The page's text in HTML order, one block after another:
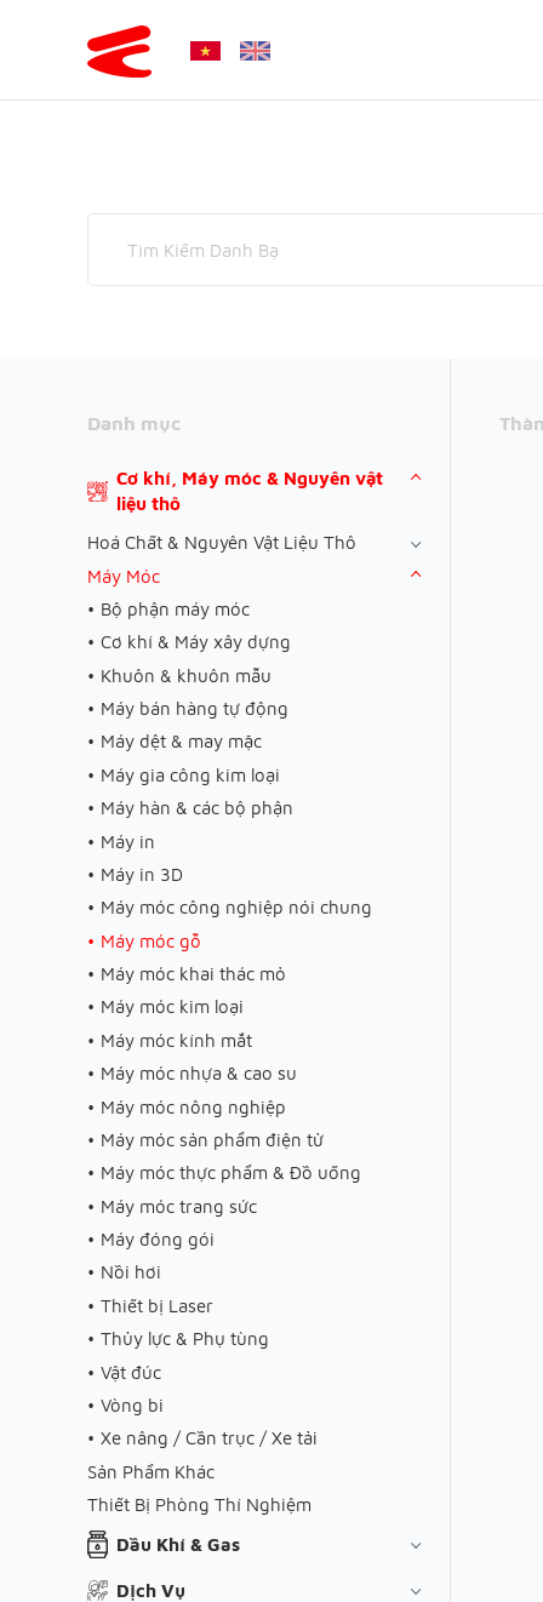
Danh mục
Cơ khí, Máy móc & Nguyên vật
liệu thô
Hoá Chất & Nguyên Vật Liệu Thô
Máy Móc
Bộ phận máy móc
Cơ khí & Máy xây dựng
Khuôn & khuôn mẫu
Máy bán hàng tự động
Máy dệt & may mặc
Máy gia công kim loại
Máy hàn & các bộ phận
Máy in
Máy in 3D
Máy móc công nghiệp nói chung
Máy móc gỗ
Máy móc khai thác mỏ
Máy móc kim loại
Máy móc kính mắt
Máy móc nhựa & cao su
Máy móc nông nghiệp
Máy móc sản phẩm điện tử
Máy móc thực phẩm & Đồ uống
Máy móc trang sức
Máy đóng gói
Nồi hơi
Thiết bị Laser
Thủy lực & Phụ tùng
Vật đúc
Vòng bi
Xe nâng / Cần trục / Xe tải
Sản Phẩm Khác
Thiết Bị Phòng Thí Nghiệm
Dầu Khí & Gas
Dịch Vụ